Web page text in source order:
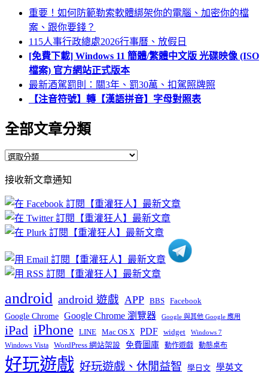
重要！如何防範勒索軟體綁架你的電腦、加密你的檔
案、跟你要錢？
115人事行政總處2026行事曆、放假日
[免費下載] Windows 11 簡體/繁體中文版 光碟映像 (ISO
檔案) 官方網站正式版本
最新酒駕罰則：關3年、罰30萬、扣駕照牌照
【注音符號】轉【漢語拼音】字母對照表
全部文章分類
全
文
章
分
類
接收新文章通知
android android 遊戲 APP BBS Facebook
Google Chrome Google Chrome 瀏覽器 Google 與其他 Google 應用
iPad iPhone LINE Mac OS X PDF widget Windows 7
Windows Vista WordPress 網站架設 免費圖庫 動作遊戲 動態桌布
好玩遊戲 好玩遊戲、休閒益智 學日文 學英文